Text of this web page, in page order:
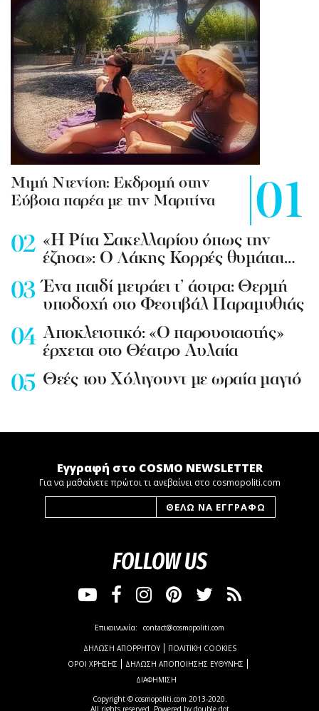
Mιμή Ντενίση: Εκδρομή στην
Εύβοια παρέα με την Μαριτίνα
«Η Ρίτα Σακελλαρίου όπως την
έζησα»: Ο Λάκης Κορρές θυμάται…
Ένα παιδί μετράει τ’ άστρα: Θερμή
υποδοχή στο Φεστιβάλ Παραμυθιάς
Aποκλειστικό: «Ο παρουσιαστής»
έρχεται στο Θέατρο Αυλαία
Θεές του Χόλιγουντ με ωραία μαγιό
Εγγραφή στο COSMO NEWSLETTER
Για να μαθαίνετε πρώτοι τι ανεβαίνει στο cosmopoliti.com
FOLLOW US
Copyright © cosmopoliti.com 2013-2020.
All rights reserved. Powered by double dot
Επικοινωνία: contact@cosmopoliti.com
ΔΗΛΩΣΗ ΑΠΟΡΡΗΤΟΥ
ΠΟΛΙΤΙΚΗ COOKIES
ΟΡΟΙ ΧΡΗΣΗΣ
ΔΗΛΩΣΗ ΑΠΟΠΟΙΗΣΗΣ ΕΥΘΥΝΗΣ
ΔΙΑΦΗΜΙΣΗ